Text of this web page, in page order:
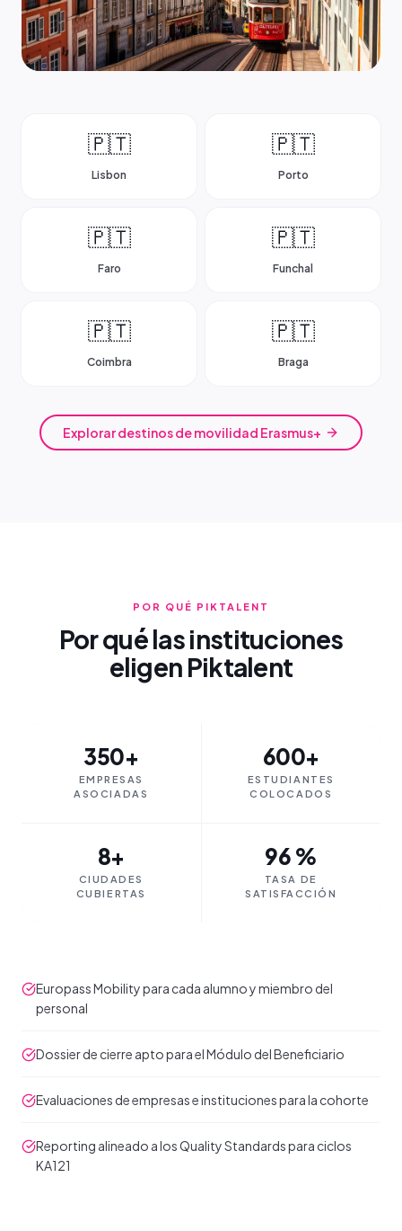
🇵🇹
Lisbon
🇵🇹
Porto
🇵🇹
Faro
🇵🇹
Funchal
🇵🇹
Coimbra
🇵🇹
Braga
Explorar destinos de movilidad Erasmus+
POR QUÉ PIKTALENT
Por qué las instituciones
eligen Piktalent
350+
EMPRESAS
ASOCIADAS
600+
ESTUDIANTES
COLOCADOS
8+
CIUDADES
CUBIERTAS
96 %
TASA DE
SATISFACCIÓN
Europass Mobility para cada alumno y miembro del
personal
Dossier de cierre apto para el Módulo del Beneficiario
Evaluaciones de empresas e instituciones para la cohorte
Reporting alineado a los Quality Standards para ciclos
KA121